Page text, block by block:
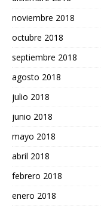
noviembre 2018
octubre 2018
septiembre 2018
agosto 2018
julio 2018
junio 2018
mayo 2018
abril 2018
febrero 2018
enero 2018